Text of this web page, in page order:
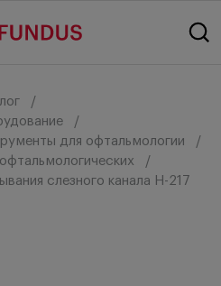
для офтальмологии
слезного канала Н-217